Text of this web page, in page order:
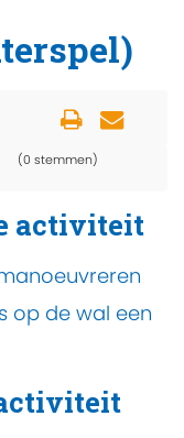
(0 stemmen)
activiteit
op de wal een